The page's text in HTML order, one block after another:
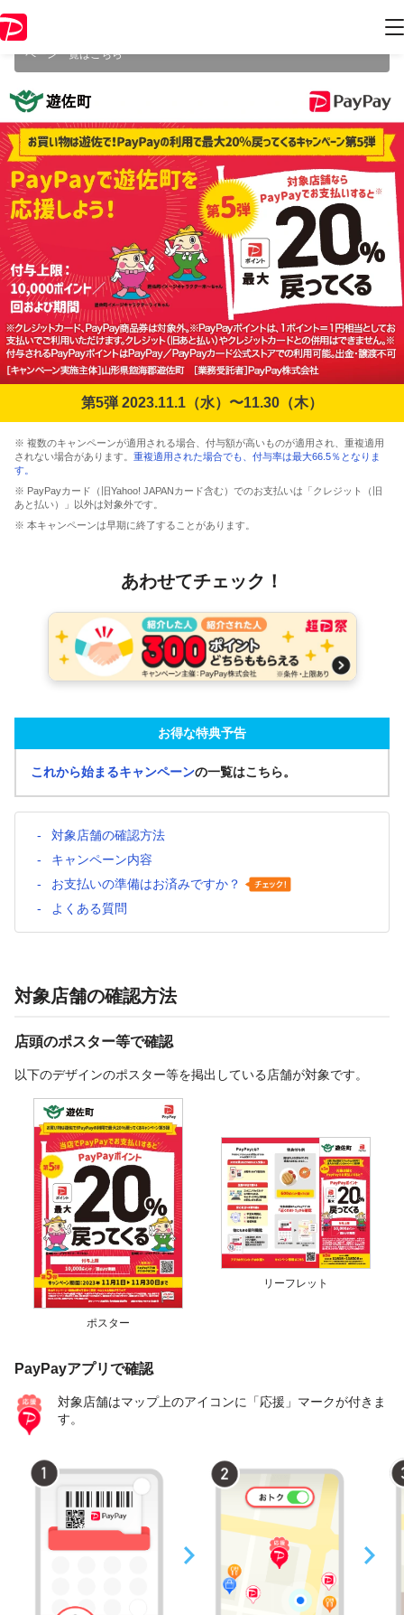
ジ内の情報はキャンペーン終了時点のものになります。
ペーン一覧はこちら
第5弾 2023.11.1（水）〜11.30（木）
※ 複数のキャンペーンが適用される場合、付与額が高いものが適用され、重複適用
されない場合があります。 重複適用された場合でも、付与率は最大66.5％となりま
す。
※ PayPayカード（旧Yahoo! JAPANカード含む）でのお支払いは「クレジット（旧
あと払い）」以外は対象外です。
※ 本キャンペーンは早期に終了することがあります。
あわせてチェック！
お得な特典予告
これから始まるキャンペーンの一覧はこちら。
対象店舗の確認方法
キャンペーン内容
お支払いの準備はお済みですか？
よくある質問
対象店舗の確認方法
店頭のポスター等で確認
以下のデザインのポスター等を掲出している店舗が対象です。
ポスター
リーフレット
PayPayアプリで確認
対象店舗はマップ上のアイコンに「応援」マークが付きま
す。